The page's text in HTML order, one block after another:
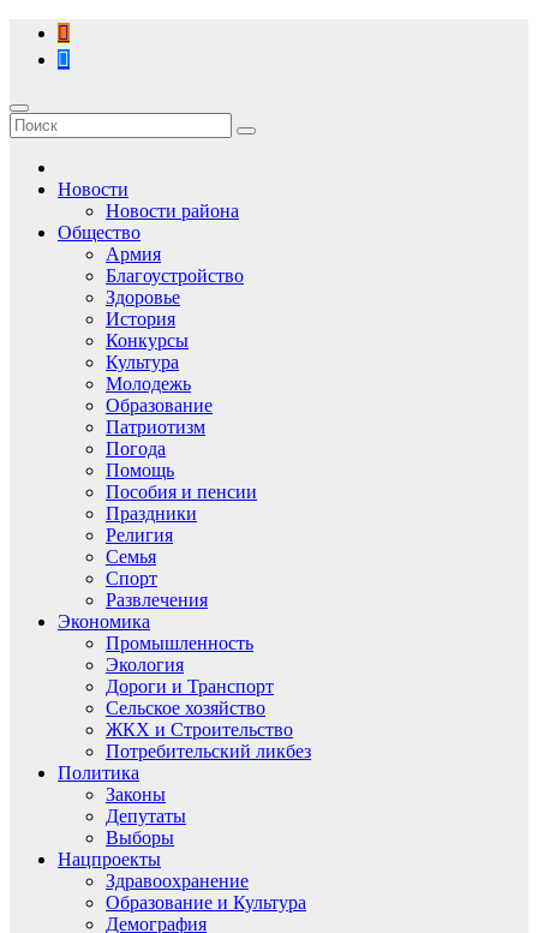
Перейти
содержимому
Новости
Новости района
Общество
Армия
Благоустройство
Здоровье
История
Конкурсы
Культура
Молодежь
Образование
Патриотизм
Погода
Помощь
Пособия и пенсии
Праздники
Религия
Семья
Спорт
Развлечения
Экономика
Промышленность
Экология
Дороги и Транспорт
Сельское хозяйство
ЖКХ и Строительство
Потребительский ликбез
Политика
Законы
Депутаты
Выборы
Нацпроекты
Здравоохранение
Образование и Культура
Демография